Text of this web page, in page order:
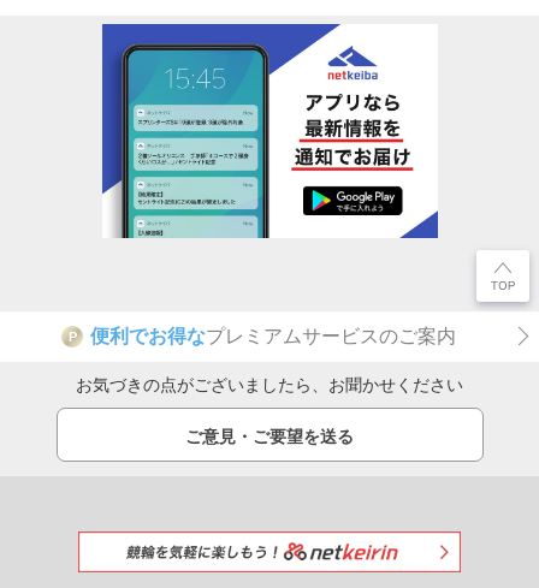
P 便利でお得なプレミアムサービスのご案内
お気づきの点がございましたら、お聞かせください
ご意見・ご要望を送る